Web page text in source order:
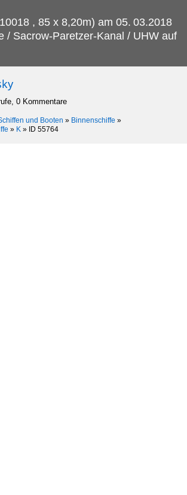
, 85 x 8,20m) am 05. 03.2018
/ Sacrow-Paretzer-Kanal / UHW auf
0 Kommentare
und Booten » Binnenschiffe »
» K » ID 55764